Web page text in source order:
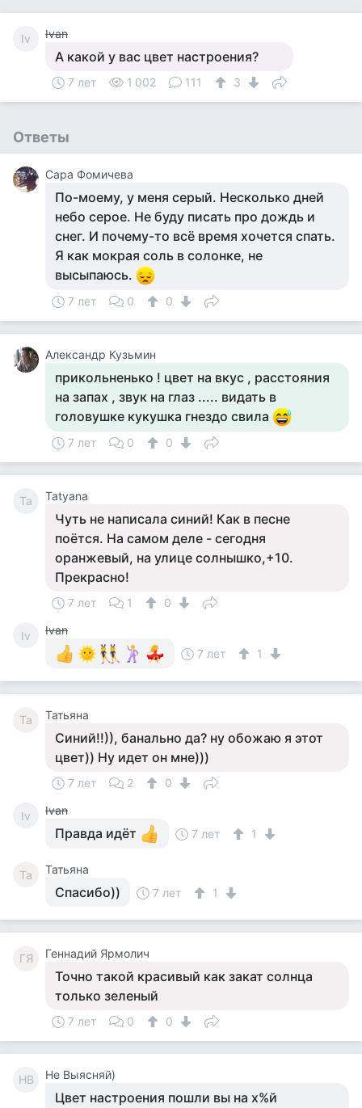
Iv Ivan
А какой у вас цвет настроения?
7 лет 1 002 111 3
Ответы
Сара Фомичева
По-моему, у меня серый. Несколько дней
небо серое. Не буду писать про дождь и
снег. И почему-то всё время хочется спать.
Я как мокрая соль в солонке, не
высыпаюсь.
7 лет 0 0
Aлександр Кузьмин
прикольненько ! цвет на вкус , расстояния
на запах , звук на глаз ..... видать в
головушке кукушка гнездо свила
7 лет 0 0
Ta Tatyana
Чуть не написала синий! Как в песне
поётся. На самом деле - сегодня
оранжевый, на улице солнышко,+10.
Прекрасно!
7 лет 1 0
Iv
Ivan
7 лет
1
Та Татьяна
Синий!!)), банально да? ну обожаю я этот
цвет)) Ну идет он мне)))
7 лет 2 0
Iv Ivan
Правда идёт 7 лет 1
Та Татьяна
Спасибо)) 7 лет 1
ГЯ Геннадий Ярмолич
Точно такой красивый как закат солнца
только зеленый
7 лет 0 0
НВ Не Выясняй)
Цвет настроения пошли вы на х%й